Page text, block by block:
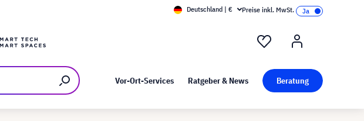
Kunst bei visunext
Deutschland | € Preise inkl. MwSt.
Vor-Ort-Services Ratgeber & News Beratung